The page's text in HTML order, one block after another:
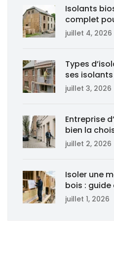
Isolants
complet
juillet 4, 2026
Types
ses
juillet 3, 2026
Entreprise
bien la
juillet 2, 2026
Isoler une
bois :
juillet 1, 2026